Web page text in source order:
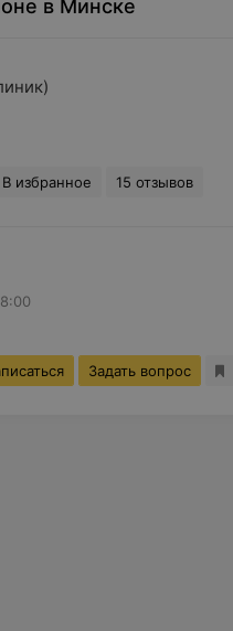
в Минске
В избранное 15 отзывов
Задать вопрос